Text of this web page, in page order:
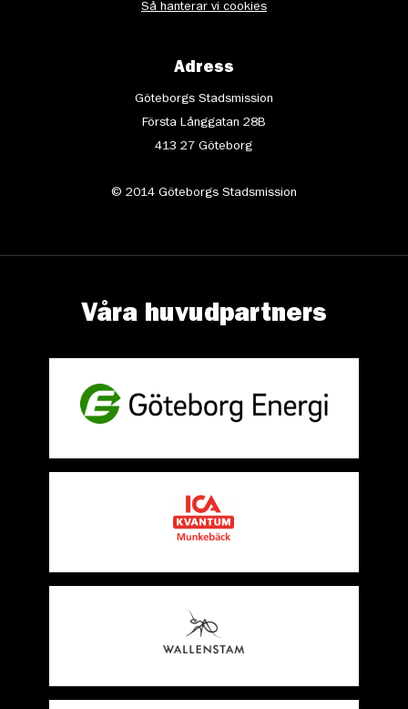
Så hanterar vi cookies
Adress
Göteborgs Stadsmission
Första Långgatan 28B
413 27 Göteborg
© 2014 Göteborgs Stadsmission
Våra huvudpartners